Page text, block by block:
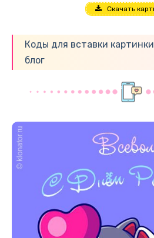
Скачать
Коды для вставки
блог